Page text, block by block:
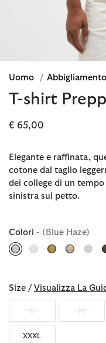
Uomo /
T-shirt
€ 65,00
Elegante e raffinata,
cotone dal taglio
dei college di un
sinistra sul petto.
Colori - (Blue Haze)
Size / Visualizza La
S M
XXXL